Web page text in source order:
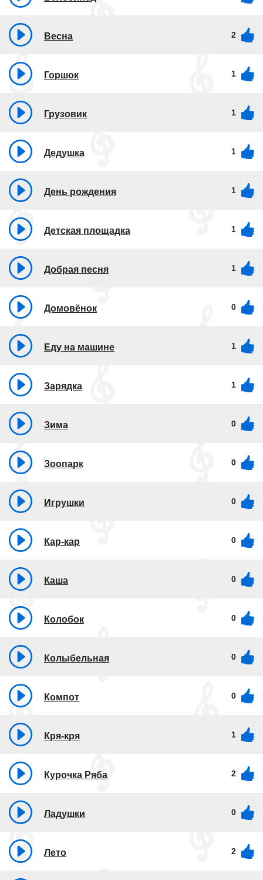
Весна 2
Горшок 1
Грузовик 1
Дедушка 1
День рождения 1
Детская площадка 1
Добрая песня 1
Домовёнок 0
Еду на машине 1
Зарядка 1
Зима 0
Зоопарк 0
Игрушки 0
Кар-кар 0
Каша 0
Колобок 0
Колыбельная 0
Компот 0
Кря-кря 1
Курочка Ряба 2
Ладушки 0
Лето 2